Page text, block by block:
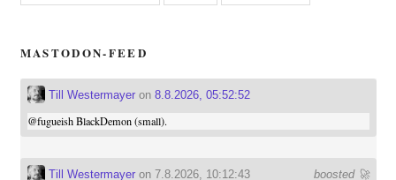
MASTODON-FEED
Till Westermayeron 8.8.2026, 05:52:52
@fugueishBlackDemon (small).
boosted 🚀
Till Westermayeron 7.8.2026, 10:12:43